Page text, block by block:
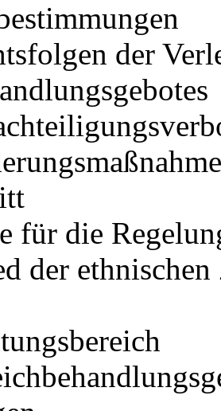
der
für die
der